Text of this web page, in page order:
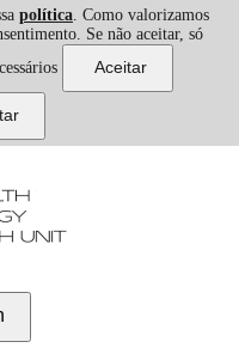
política. Como valorizamos
Se não aceitar, só